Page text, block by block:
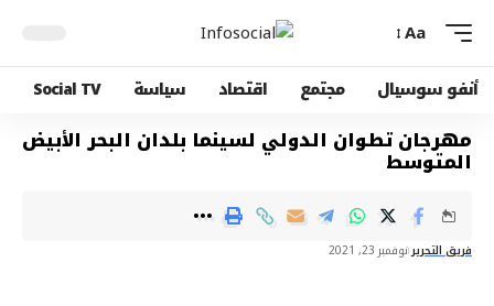
Aa
أنفو سوسيال مجتمع اقتصاد سياسة Social TV
مهرجان تطوان الدولي لسينما بلدان البحر الأبيض
المتوسط
فريق التحريرنوفمبر 23, 2021